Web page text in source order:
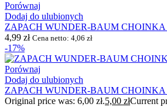
Porównaj
Dodaj do ulubionych
ZAPACH WUNDER-BAUM
4,99 zł Cena netto: 4,06 zł
-17%
Porównaj
Dodaj do ulubionych
ZAPACH WUNDER-BAUM CHOINKA
Original price was: 6,00 zł.5,00 złCurrent